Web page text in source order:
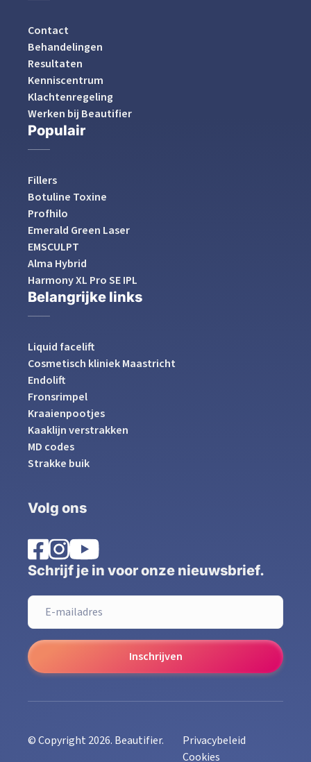
Contact
Behandelingen
Resultaten
Kenniscentrum
Klachtenregeling
Werken bij Beautifier
Populair
Fillers
Botuline Toxine
Profhilo
Emerald Green Laser
EMSCULPT
Alma Hybrid
Harmony XL Pro SE IPL
Belangrijke links
Liquid facelift
Cosmetisch kliniek Maastricht
Endolift
Fronsrimpel
Kraaienpootjes
Kaaklijn verstrakken
MD codes
Strakke buik
Volg ons
Schrijf je in voor onze nieuwsbrief.
Inschrijven
© Copyright 2026. Beautifier.
Privacybeleid
Cookies